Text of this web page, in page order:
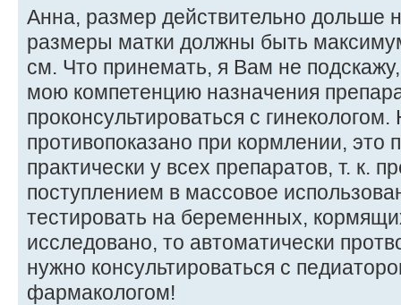
Анна, размер действительно дольше
размеры матки должны быть
см. Что принемать, я Вам не
мою компетенцию назначения
проконсультироваться с гинекологом.
противопоказано при кормлении, это
практически у всех препаратов, т. к.
поступлением в массовое
тестировать на беременных,
исследовано, то автоматически
нужно консультироваться с
фармакологом!